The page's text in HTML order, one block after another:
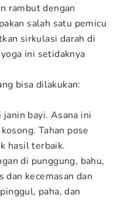
rambut dengan
salah satu pemicu
sirkulasi darah di
ini setidaknya
bisa dilakukan:
bayi. Asana ini
Tahan pose
hasil terbaik.
di punggung, bahu,
dan kecemasan dan
paha, dan